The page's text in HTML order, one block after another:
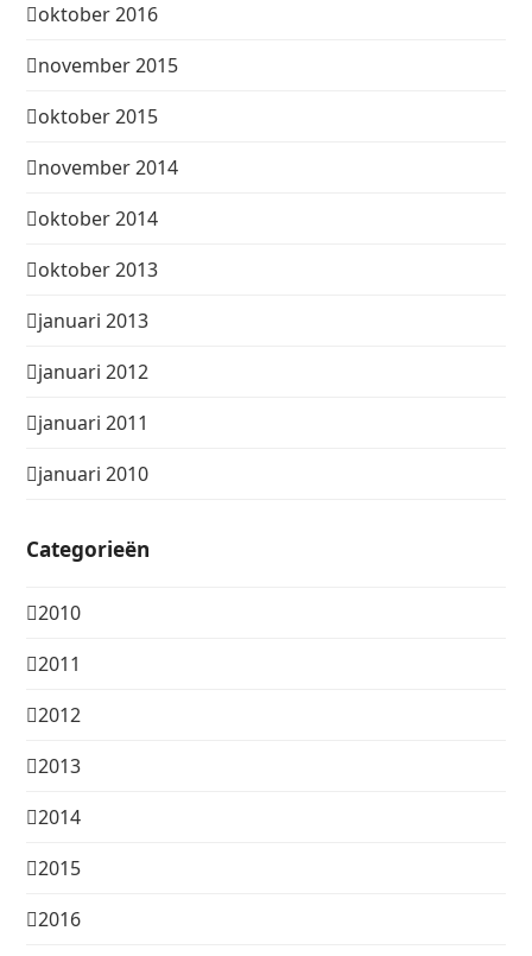
oktober 2016
november 2015
oktober 2015
november 2014
oktober 2014
oktober 2013
januari 2013
januari 2012
januari 2011
januari 2010
Categorieën
2010
2011
2012
2013
2014
2015
2016